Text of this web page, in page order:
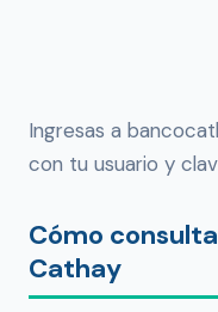
Ingresas a
con tu usuario y
Cómo
Cathay